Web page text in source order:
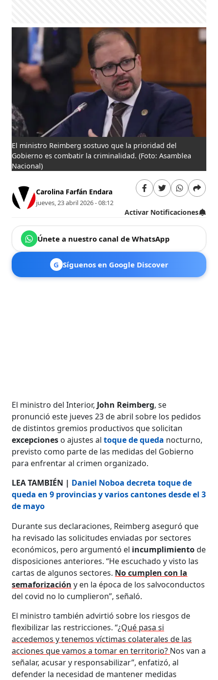
El ministro Reimberg sostuvo que la prioridad del
Gobierno es combatir la criminalidad. (Foto: Asamblea
Nacional)
Carolina Farfán Endara
jueves, 23 abril 2026 - 08:12
Activar Notificaciones
Únete a nuestro canal de WhatsApp
G Síguenos en Google Discover
El ministro del Interior, John Reimberg, se
pronunció este jueves 23 de abril sobre los pedidos
de distintos gremios productivos que solicitan
excepciones o ajustes altoque de queda nocturno,
previsto como parte de las medidas del Gobierno
para enfrentar al crimen organizado.
LEA TAMBIÉN | Daniel Noboa decreta toque de
queda en 9 provincias y varios cantones desde el 3
de mayo
Durante sus declaraciones, Reimberg aseguró que
ha revisado las solicitudes enviadas por sectores
económicos, pero argumentó el incumplimientode
disposiciones anteriores. “He escuchado y visto las
cartas de algunos sectores. No cumplen con la
semaforización y en la época de los salvoconductos
del covid no lo cumplieron”, señaló.
El ministro también advirtió sobre los riesgos de
flexibilizar las restricciones. “¿Qué pasa si
accedemos y tenemos víctimas colaterales de las
acciones que vamos a tomar en territorio? Nos van a
señalar, acusar y responsabilizar”, enfatizó, al
defender la necesidad de mantener medidas